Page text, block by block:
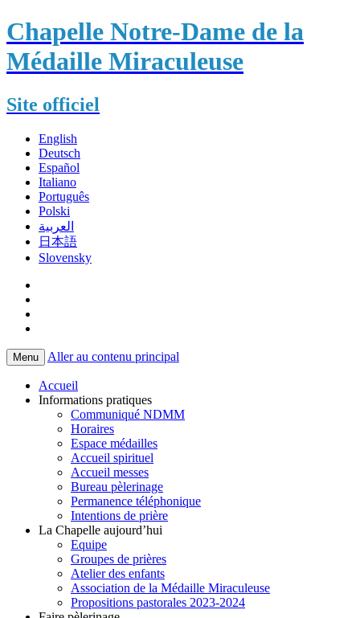
Chapelle Notre-Dame de la
Médaille Miraculeuse
Site officiel
English
Deutsch
Español
Italiano
Português
Polski
العربية
日本語
Slovensky
Menu Aller au contenu principal
Accueil
Informations pratiques
Communiqué NDMM
Horaires
Espace médailles
Accueil spirituel
Accueil messes
Bureau pèlerinage
Permanence téléphonique
Intentions de prière
La Chapelle aujourd’hui
Equipe
Groupes de prières
Atelier des enfants
Association de la Médaille Miraculeuse
Propositions pastorales 2023-2024